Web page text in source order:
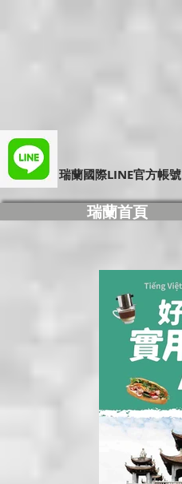
​瑞蘭國際LINE官方帳號
瑞蘭首頁